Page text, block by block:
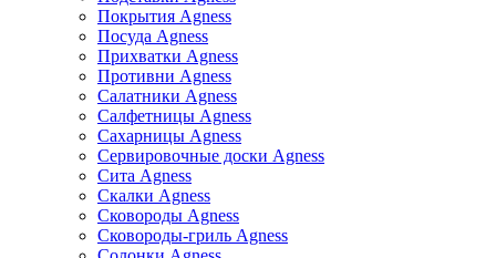
Покрытия Agness
Посуда Agness
Прихватки Agness
Противни Agness
Салатники Agness
Салфетницы Agness
Сахарницы Agness
Сервировочные доски Agness
Сита Agness
Скалки Agness
Сковороды Agness
Сковороды-гриль Agness